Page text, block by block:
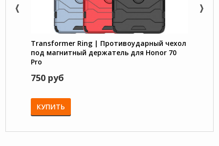
Transformer Ring | Противоударный чехол
под магнитный держатель для Honor 70
Pro
750 руб
КУПИТЬ